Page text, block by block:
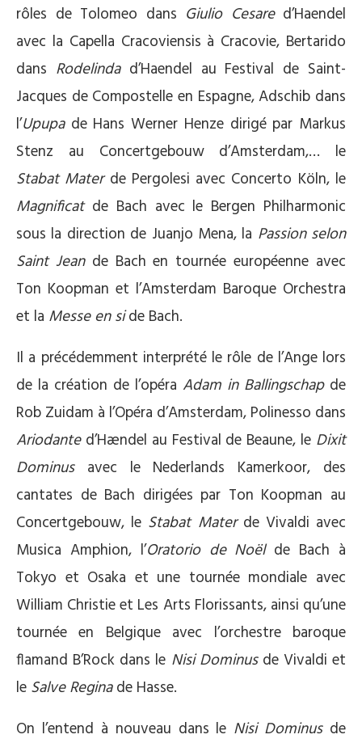
rôles de Tolomeo dans Giulio Cesared’Haendel
avec la Capella Cracoviensis à Cracovie, Bertarido
dans Rodelindad’Haendel au Festival de Saint-
Jacques de Compostelle en Espagne, Adschib dans
l’Upupade Hans Werner Henze dirigé par Markus
Stenz au Concertgebouw d’Amsterdam,… le
Stabat Materde Pergolesi avec Concerto Köln, le
Magnificatde Bach avec le Bergen Philharmonic
sous la direction de Juanjo Mena, la Passion selon
Saint Jeande Bach en tournée européenne avec
Ton Koopman et l’Amsterdam Baroque Orchestra
et la Messe en side Bach.
Il a précédemment interprété le rôle de l’Ange lors
de la création de l’opéra Adam in Ballingschapde
Rob Zuidam à l’Opéra d’Amsterdam, Polinesso dans
Ariodante d’Hændel au Festival de Beaune, le Dixit
Dominusavec le Nederlands Kamerkoor, des
cantates de Bach dirigées par Ton Koopman au
Concertgebouw, le Stabat Mater de Vivaldi avec
Musica Amphion, l’Oratorio de Noël de Bach à
Tokyo et Osaka et une tournée mondiale avec
William Christie et Les Arts Florissants, ainsi qu’une
tournée en Belgique avec l’orchestre baroque
flamand B’Rock dans le Nisi Dominusde Vivaldi et
le Salve Reginade Hasse.
On l’entend à nouveau dans le Nisi Dominusde